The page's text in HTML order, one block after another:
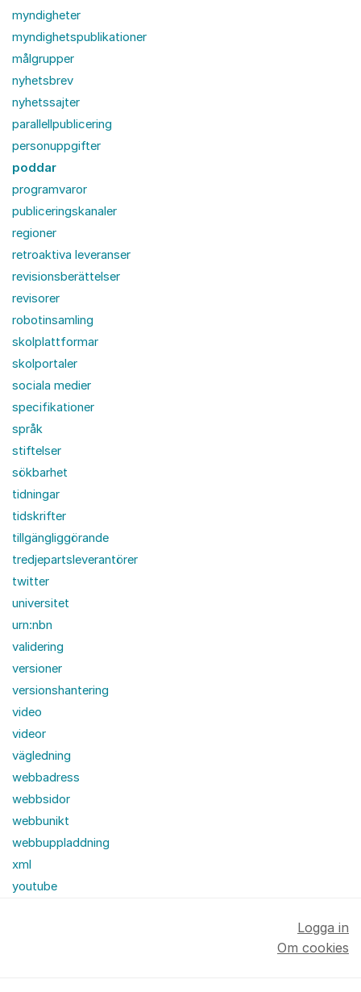
myndigheter
myndighetspublikationer
målgrupper
nyhetsbrev
nyhetssajter
parallellpublicering
personuppgifter
poddar
programvaror
publiceringskanaler
regioner
retroaktiva leveranser
revisionsberättelser
revisorer
robotinsamling
skolplattformar
skolportaler
sociala medier
specifikationer
språk
stiftelser
sökbarhet
tidningar
tidskrifter
tillgängliggörande
tredjepartsleverantörer
twitter
universitet
urn:nbn
validering
versioner
versionshantering
video
videor
vägledning
webbadress
webbsidor
webbunikt
webbuppladdning
xml
youtube
Logga in
Om cookies